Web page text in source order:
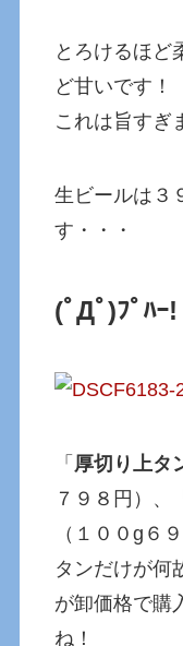
とろけるほど
ど甘いです！
これは旨すぎ
生ビールは３
す・・・
(ﾟДﾟ)ﾌﾟﾊｰ!
「 厚切り上タ
７９８円）、
（１００g６
タンだけが何
が卸価格で購
ね！